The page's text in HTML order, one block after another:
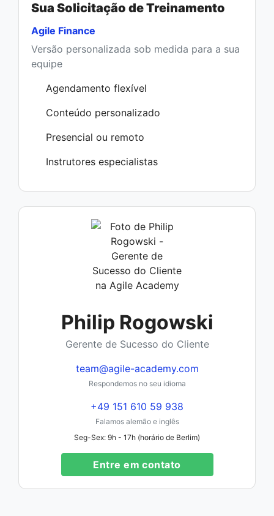
Sua Solicitação de Treinamento
Agile Finance
Versão personalizada sob medida para a sua
equipe
Agendamento flexível
Conteúdo personalizado
Presencial ou remoto
Instrutores especialistas
Philip Rogowski
Gerente de Sucesso do Cliente
team@agile-academy.com
Respondemos no seu idioma
+49 151 610 59 938
Falamos alemão e inglês
Seg-Sex: 9h - 17h (horário de Berlim)
Entre em contato